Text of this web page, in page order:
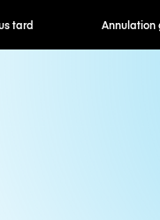
Annulation gratuite